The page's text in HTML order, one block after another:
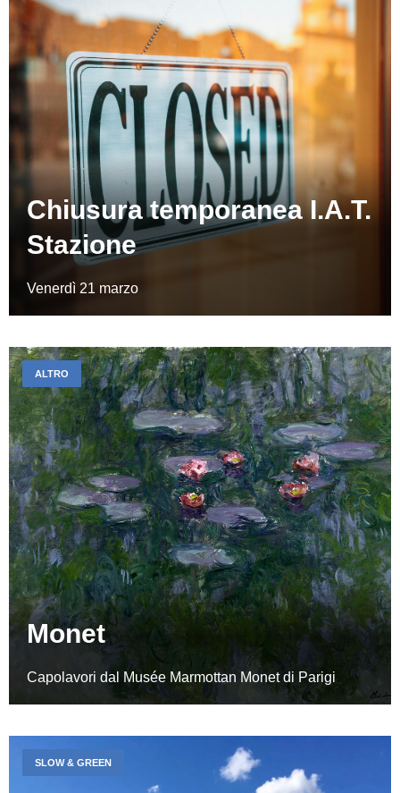
Chiusura temporanea I.A.T.
Stazione
Venerdì 21 marzo
Monet
Capolavori dal Musée Marmottan Monet di Parigi
ALTRO
SLOW & GREEN